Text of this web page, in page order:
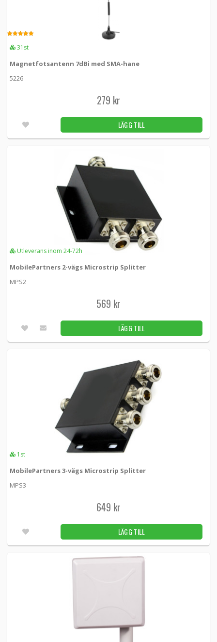
31st
Magnetfotsantenn 7dBi med SMA-hane
5226
279 kr
LÄGG TILL
Utleverans inom 24-72h
MobilePartners 2-vägs Microstrip Splitter
MPS2
569 kr
LÄGG TILL
1st
MobilePartners 3-vägs Microstrip Splitter
MPS3
649 kr
LÄGG TILL